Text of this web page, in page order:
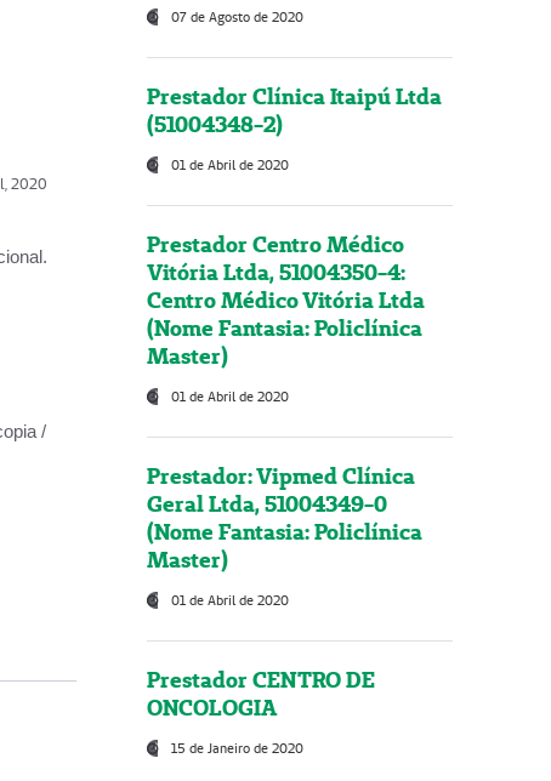
2020
/
07 de Agosto de 2020
Prestador Clínica Itaipú Ltda
(51004348-2)
01 de Abril de 2020
Prestador Centro Médico
Vitória Ltda, 51004350-4:
Centro Médico Vitória Ltda
(Nome Fantasia: Policlínica
Master)
01 de Abril de 2020
Prestador: Vipmed Clínica
Geral Ltda, 51004349-0
(Nome Fantasia: Policlínica
Master)
01 de Abril de 2020
Prestador CENTRO DE
ONCOLOGIA
15 de Janeiro de 2020